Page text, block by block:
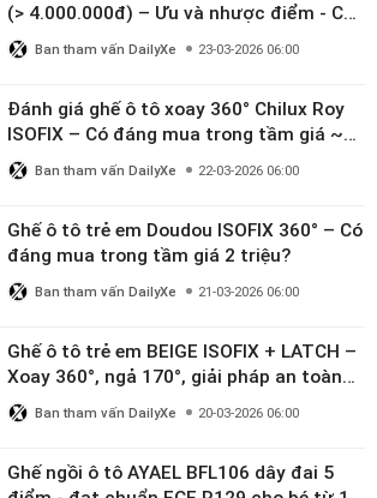
(> 4.000.000đ) – Ưu và nhược điểm - Có
đáng đầu tư cho bé từ 0–12 tuổi?
Ban tham vấn DailyXe 23-03-2026 06:00
Đánh giá ghế ô tô xoay 360° Chilux Roy
ISOFIX – Có đáng mua trong tầm giá ~3
triệu
Ban tham vấn DailyXe 22-03-2026 06:00
Ghế ô tô trẻ em Doudou ISOFIX 360° – Có
đáng mua trong tầm giá 2 triệu?
Ban tham vấn DailyXe 21-03-2026 06:00
Ghế ô tô trẻ em BEIGE ISOFIX + LATCH –
Xoay 360°, ngả 170°, giải pháp an toàn
linh hoạt cho bé 0–10 tuổi
Ban tham vấn DailyXe 20-03-2026 06:00
Ghế ngồi ô tô AYAEL BFL106 dây đai 5